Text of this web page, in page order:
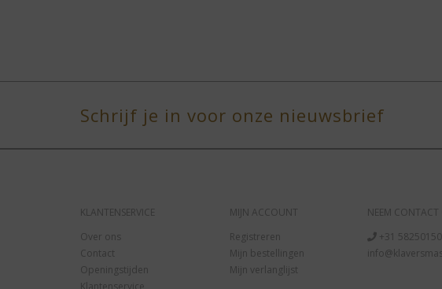
Schrijf je in voor onze nieuwsbrief
KLANTENSERVICE
Over ons
Contact
Openingstijden
Klantenservice
MIJN ACCOUNT
Registreren
Mijn bestellingen
Mijn verlanglijst
NEEM CONTACT
+31